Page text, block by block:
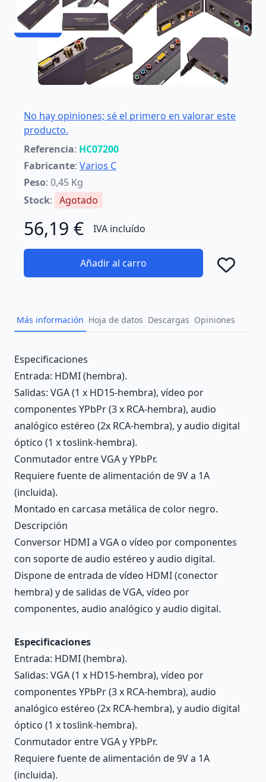
No hay opiniones; sé el primero en valorar este
producto.
Referencia: HC07200
Fabricante: Varios C
Peso: 0,45 Kg
Stock: Agotado
56,19 € IVA incluído
Añadir al carro
Más información Hoja de datos Descargas Opiniones
Description
Especificaciones
Entrada: HDMI (hembra).
Salidas: VGA (1 x HD15-hembra), vídeo por
componentes YPbPr (3 x RCA-hembra), audio
analógico estéreo (2x RCA-hembra), y audio digital
óptico (1 x toslink-hembra).
Conmutador entre VGA y YPbPr.
Requiere fuente de alimentación de 9V a 1A
(incluida).
Montado en carcasa metálica de color negro.
Descripción
Conversor HDMI a VGA o vídeo por componentes
con soporte de audio estéreo y audio digital.
Dispone de entrada de vídeo HDMI (conector
hembra) y de salidas de VGA, vídeo por
componentes, audio analógico y audio digital.
Especificaciones
Entrada: HDMI (hembra).
Salidas: VGA (1 x HD15-hembra), vídeo por
componentes YPbPr (3 x RCA-hembra), audio
analógico estéreo (2x RCA-hembra), y audio digital
óptico (1 x toslink-hembra).
Conmutador entre VGA y YPbPr.
Requiere fuente de alimentación de 9V a 1A
(incluida).